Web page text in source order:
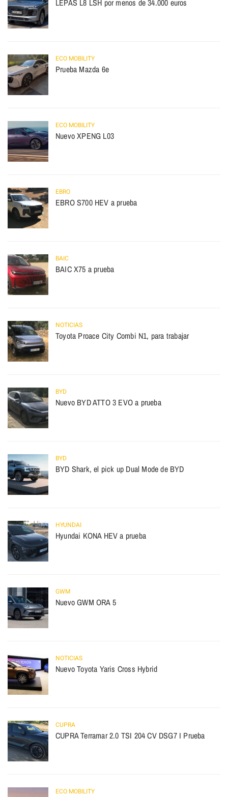
LEPAS L8 LSH por menos de 34.000 euros
ECO MOBILITY
Prueba Mazda 6e
ECO MOBILITY
Nuevo XPENG L03
EBRO
EBRO S700 HEV a prueba
BAIC
BAIC X75 a prueba
NOTICIAS
Toyota Proace City Combi N1, para trabajar
BYD
Nuevo BYD ATTO 3 EVO a prueba
BYD
BYD Shark, el pick up Dual Mode de BYD
HYUNDAI
Hyundai KONA HEV a prueba
GWM
Nuevo GWM ORA 5
NOTICIAS
Nuevo Toyota Yaris Cross Hybrid
CUPRA
CUPRA Terramar 2.0 TSI 204 CV DSG7 I Prueba
ECO MOBILITY